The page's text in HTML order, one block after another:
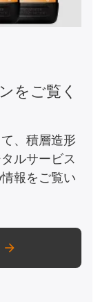
をご覧く
、積層造形
ルサービス
報をご覧い